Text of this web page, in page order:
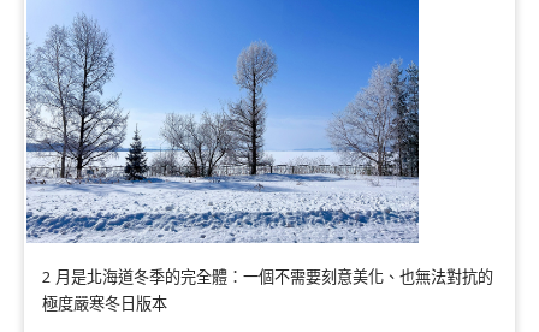
2 月是北海道冬季的完全體：一個不需要刻意美化、也無法對抗的
極度嚴寒冬日版本